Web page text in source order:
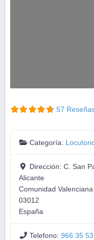
57
Categoría:
Dirección:C. San
Alicante
Comunidad Valenciana
03012
España
Telefono:966 35 53